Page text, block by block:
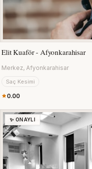
Elit Kuaför - Afyonkarahisar
Merkez, Afyonkarahisar
Saç Kesimi
0.00
✨ ONAYLI